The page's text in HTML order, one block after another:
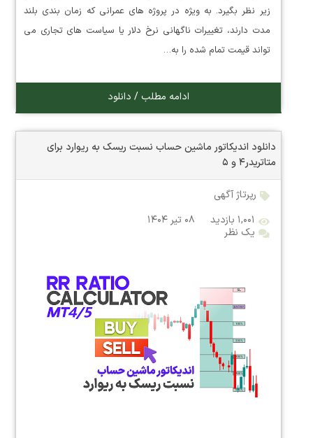
زیر نظر بگیرد. به ویژه در پروژه های عمرانی که زمان بندی بلند
مدت دارند، تغییرات ناگهانی نرخ دلار یا سیاست های تجاری می
تواند قیمت تمام شده را به…
ادامه مطلب / دانلود
دانلود اندیکاتور ماشین حساب نسبت ریسک به ریوارد برای
متاتریدر۴ و ۵
رپرتاژ آگهی
۱,۰۰۱ بازدید
۰۸ تیر ۱۴۰۴
یک نظر